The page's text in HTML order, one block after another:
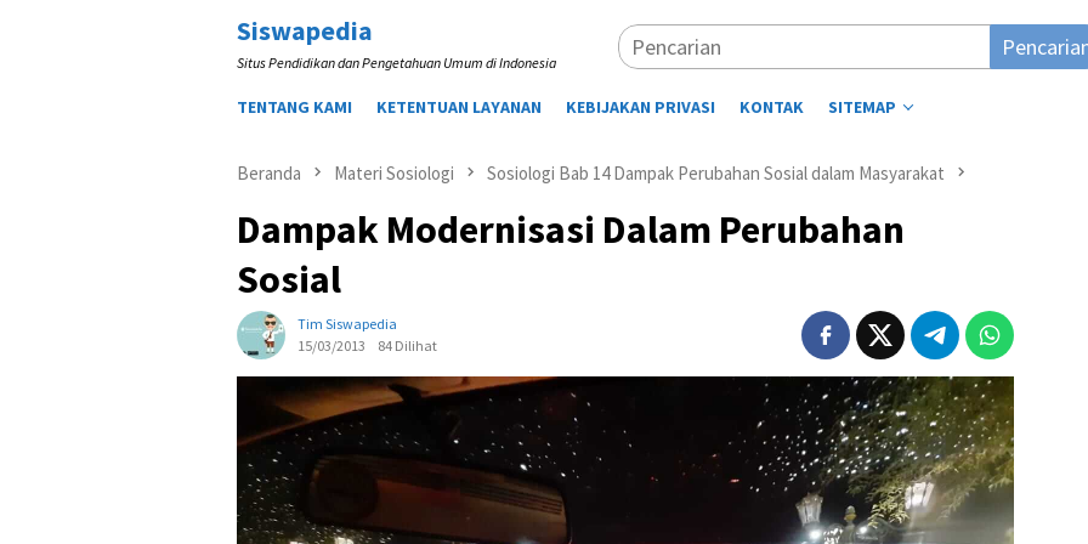
Loncat
Siswapedia
Situs Pendidikan dan Pengetahuan Umum di Indonesia
TENTANG KAMI KETENTUAN LAYANAN KEBIJAKAN PRIVASI KONTAK SITEMAP
Beranda Materi Sosiologi Sosiologi Bab 14 Dampak Perubahan Sosial dalam Masyarakat
Dampak Modernisasi Dalam Perubahan
Sosial
Tim Siswapedia
15/03/2013
84 Dilihat